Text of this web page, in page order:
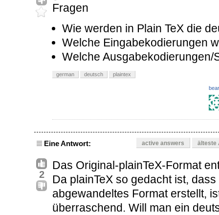
Fragen
Wie werden in Plain TeX die
Welche Eingabekodierungen
Welche
german deutsch plaintex
Eine Antwort: active answers älteste
2
Das Original-plainTeX-Format
Da plainTeX so gedacht ist,
abgewandeltes Format erstellt,
überraschend. Will man ein